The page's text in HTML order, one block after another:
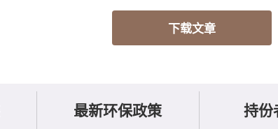
下载文章
最新环保政策 持份